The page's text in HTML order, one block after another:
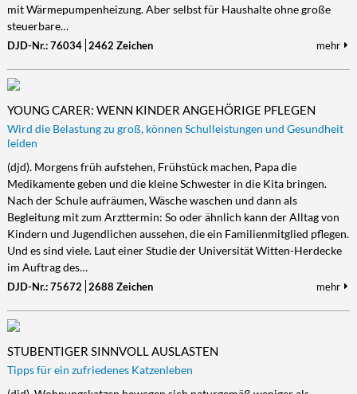
mit Wärmepumpenheizung. Aber selbst für Haushalte ohne große
steuerbare…
DJD-Nr.: 76034 2462 Zeichen mehr
YOUNG CARER: WENN KINDER ANGEHÖRIGE PFLEGEN
Wird die Belastung zu groß, können Schulleistungen und Gesundheit
leiden
(djd). Morgens früh aufstehen, Frühstück machen, Papa die
Medikamente geben und die kleine Schwester in die Kita bringen.
Nach der Schule aufräumen, Wäsche waschen und dann als
Begleitung mit zum Arzttermin: So oder ähnlich kann der Alltag von
Kindern und Jugendlichen aussehen, die ein Familienmitglied pflegen.
Und es sind viele. Laut einer Studie der Universität Witten-Herdecke
im Auftrag des…
DJD-Nr.: 75672 2688 Zeichen mehr
STUBENTIGER SINNVOLL AUSLASTEN
Tipps für ein zufriedenes Katzenleben